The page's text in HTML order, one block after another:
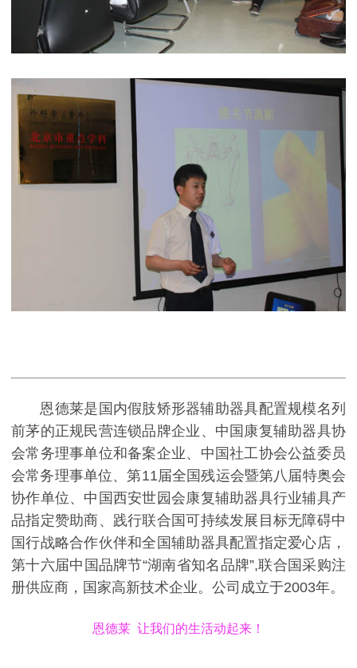
恩德莱是国内假肢矫形器辅助器具配置规模名列
前茅的正规民营连锁品牌企业、中国康复辅助器具协
会常务理事单位和备案企业、中国社工协会公益委员
会常务理事单位、第11届全国残运会暨第八届特奥会
协作单位、中国西安世园会康复辅助器具行业辅具产
品指定赞助商、践行联合国可持续发展目标无障碍中
国行战略合作伙伴和全国辅助器具配置指定爱心店，
第十六届中国品牌节“湖南省知名品牌”,联合国采购注
册供应商，国家高新技术企业。公司成立于2003年。
恩德莱 让我们的生活动起来！